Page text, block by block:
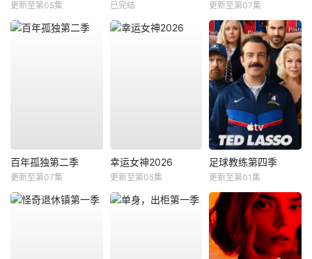
更新至第05集 已完结 更新至第07集
百年孤独第二季
更新至第07集
幸运女神2026
更新至第05集
足球教练第四季
更新至第01集